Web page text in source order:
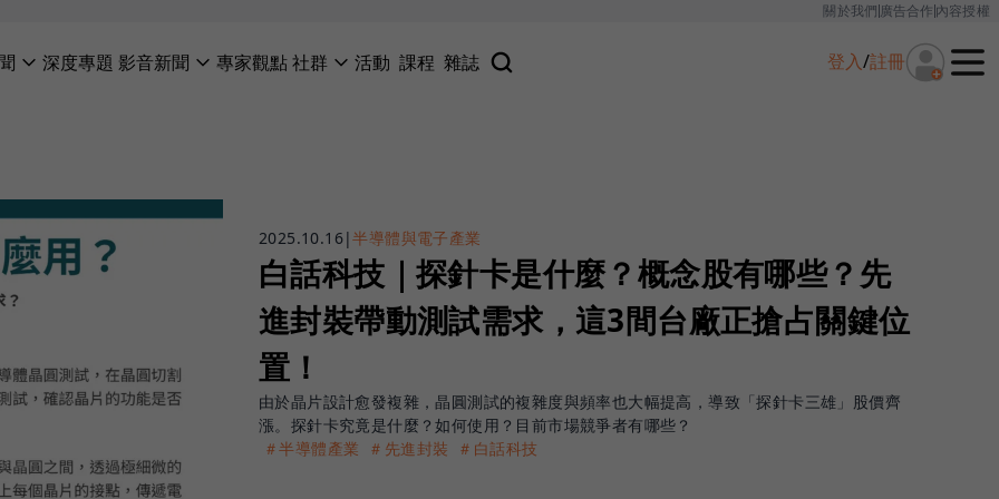
關於我們廣告合作內容授權
深度專題 影音新聞 專家觀點社群 活動 課程 雜誌 登入/註冊
2025.10.16|半導體與電子產業
白話科技｜探針卡是什麼？概念股有哪些？先
進封裝帶動測試需求，這3間台廠正搶占關鍵位
置！
由於晶片設計愈發複雜，晶圓測試的複雜度與頻率也大幅提高，導致「探針卡三雄」股價齊
漲。探針卡究竟是什麼？如何使用？目前市場競爭者有哪些？
＃半導體產業
＃先進封裝 ＃白話科技